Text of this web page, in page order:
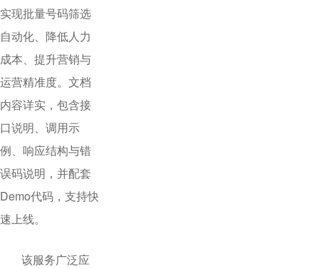
实现批量号码筛选
自动化、降低人力
成本、提升营销与
运营精准度。文档
内容详实，包含接
口说明、调用示
例、响应结构与错
误码说明，并配套
Demo代码，支持快
速上线。
该服务广泛应